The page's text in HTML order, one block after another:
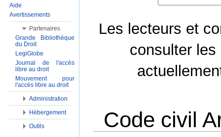
Les lecteurs et
consulter les
Code civil
Aide
Avertissements
Partenaires
Grande Bibliothèque
du Droit
LegiGlobe
Journal de l'accès
libre au droit
Mouvement pour
l'accès libre au droit
Administration
Hébergement
Outils